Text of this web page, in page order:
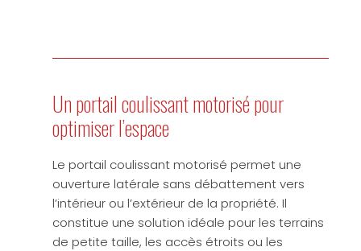
Un portail coulissant motorisé pour
optimiser l’espace
Le portail coulissant motorisé permet une
ouverture latérale sans débattement vers
l’intérieur ou l’extérieur de la propriété. Il
constitue une solution idéale pour les terrains
de petite taille, les accès étroits ou les